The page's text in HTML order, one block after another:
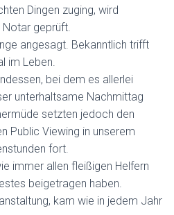
Dingen zuging, wird
Notar geprüft.
angesagt. Bekanntlich trifft
im Leben.
bei dem es allerlei
unterhaltsame Nachmittag
setzten jedoch den
Public Viewing in unserem
fort.
immer allen fleißigen Helfern
beigetragen haben.
kam wie in jedem Jahr